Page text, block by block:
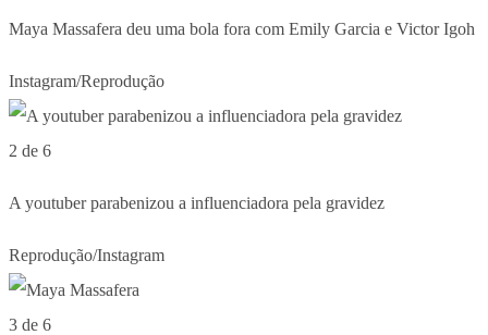
Maya Massafera deu uma bola fora com Emily Garcia e Victor Igoh
Instagram/Reprodução
2 de 6
A youtuber parabenizou a influenciadora pela gravidez
Reprodução/Instagram
3 de 6